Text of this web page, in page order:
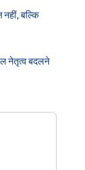
नहीं, बल्कि
नेतृत्व बदलने